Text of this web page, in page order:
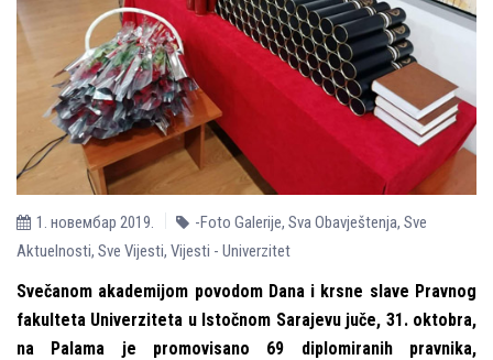
1. новембар 2019. -Foto Galerije, Sva Obavještenja, Sve
Aktuelnosti, Sve Vijesti, Vijesti - Univerzitet
Svečanom akademijom povodom Dana i krsne slave Pravnog
fakulteta Univerziteta u Istočnom Sarajevu juče, 31. oktobra,
na Palama je promovisano 69 diplomiranih pravnika,